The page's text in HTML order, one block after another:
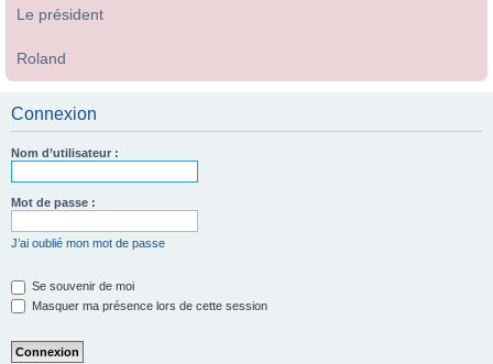
Le président
Roland
Connexion
Nom d’utilisateur :
Mot de passe :
J’ai oublié mon mot de passe
Se souvenir de moi
Masquer ma présence lors de cette session